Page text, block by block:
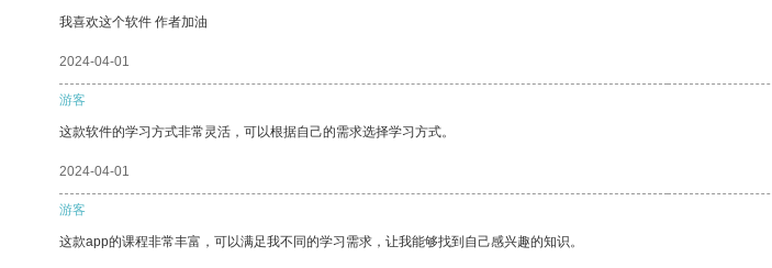
我喜欢这个软件 作者加油
2024-04-01
游客
这款软件的学习方式非常灵活，可以根据自己的需求选择学习方式。
2024-04-01
游客
这款app的课程非常丰富，可以满足我不同的学习需求，让我能够找到自己感兴趣的知识。